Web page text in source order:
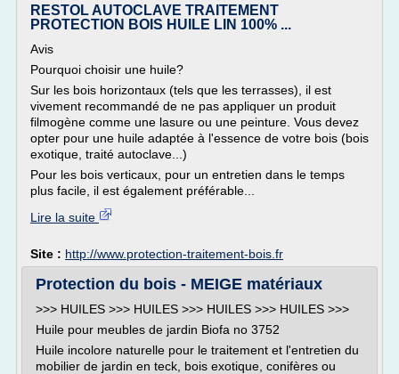
RESTOL AUTOCLAVE TRAITEMENT
PROTECTION BOIS HUILE LIN 100% ...
Avis
Pourquoi choisir une huile?
Sur les bois horizontaux (tels que les terrasses), il est
vivement recommandé de ne pas appliquer un produit
filmogène comme une lasure ou une peinture. Vous devez
opter pour une huile adaptée à l'essence de votre bois (bois
exotique, traité autoclave...)
Pour les bois verticaux, pour un entretien dans le temps
plus facile, il est également préférable...
Lire la suite
Site : http://www.protection-traitement-bois.fr
Protection du bois - MEIGE matériaux
>>> HUILES >>> HUILES >>> HUILES >>> HUILES >>>
Huile pour meubles de jardin Biofa no 3752
Huile incolore naturelle pour le traitement et l'entretien du
mobilier de jardin en teck, bois exotique, conifères ou